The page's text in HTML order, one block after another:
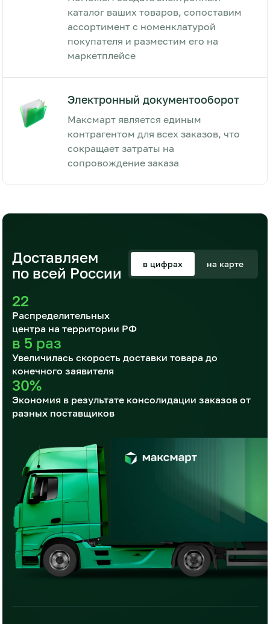
каталог ваших товаров, сопоставим
ассортимент с номенклатурой
покупателя и разместим его на
маркетплейсе
Электронный документооборот
Максмарт является единым
контрагентом для всех заказов, что
сокращает затраты на
сопровождение заказа
Доставляем
по всей России
в цифрах на карте
22
Распределительных
центра на территории РФ
в 5 раз
Увеличилась скорость доставки товара до
конечного заявителя
30%
Экономия в результате консолидации заказов от
разных поставщиков